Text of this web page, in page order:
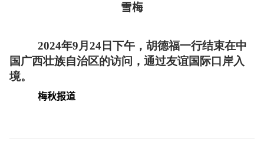
雪梅
2024年9月24日下午，胡德福一行结束在中
国广西壮族自治区的访问，通过友谊国际口岸入
境。
梅秋报道